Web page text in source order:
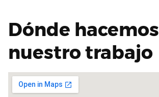
Dónde hacemos
nuestro trabajo